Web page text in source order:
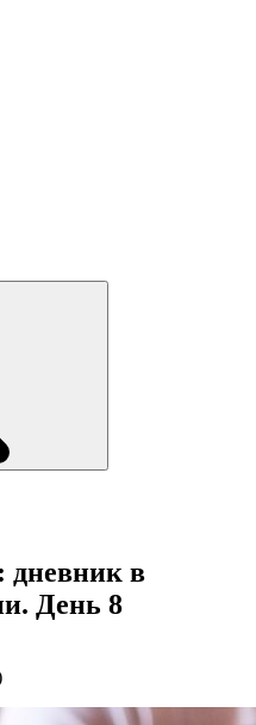
дневник в
День 8